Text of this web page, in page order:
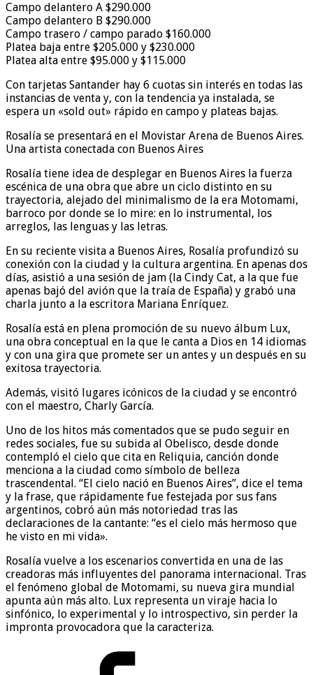
Campo delantero A $290.000
Campo delantero B $290.000
Campo trasero / campo parado $160.000
Platea baja entre $205.000 y $230.000
Platea alta entre $95.000 y $115.000
Con tarjetas Santander hay 6 cuotas sin interés en todas las
instancias de venta y, con la tendencia ya instalada, se
espera un «sold out» rápido en campo y plateas bajas.
Rosalía se presentará en el Movistar Arena de Buenos Aires.
Una artista conectada con Buenos Aires
Rosalía tiene idea de desplegar en Buenos Aires la fuerza
escénica de una obra que abre un ciclo distinto en su
trayectoria, alejado del minimalismo de la era Motomami,
barroco por donde se lo mire: en lo instrumental, los
arreglos, las lenguas y las letras.
En su reciente visita a Buenos Aires, Rosalía profundizó su
conexión con la ciudad y la cultura argentina. En apenas dos
días, asistió a una sesión de jam (la Cindy Cat, a la que fue
apenas bajó del avión que la traía de España) y grabó una
charla junto a la escritora Mariana Enríquez.
Rosalía está en plena promoción de su nuevo álbum Lux,
una obra conceptual en la que le canta a Dios en 14 idiomas
y con una gira que promete ser un antes y un después en su
exitosa trayectoria.
Además, visitó lugares icónicos de la ciudad y se encontró
con el maestro, Charly García.
Uno de los hitos más comentados que se pudo seguir en
redes sociales, fue su subida al Obelisco, desde donde
contempló el cielo que cita en Reliquia, canción donde
menciona a la ciudad como símbolo de belleza
trascendental. “El cielo nació en Buenos Aires”, dice el tema
y la frase, que rápidamente fue festejada por sus fans
argentinos, cobró aún más notoriedad tras las
declaraciones de la cantante: “es el cielo más hermoso que
he visto en mi vida».
Rosalía vuelve a los escenarios convertida en una de las
creadoras más influyentes del panorama internacional. Tras
el fenómeno global de Motomami, su nueva gira mundial
apunta aún más alto. Lux representa un viraje hacia lo
sinfónico, lo experimental y lo introspectivo, sin perder la
impronta provocadora que la caracteriza.